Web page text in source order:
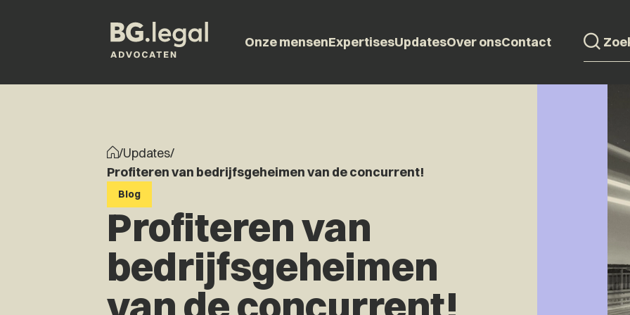
Onze mensenExpertisesUpdatesOver onsContact
/Updates/
Profiteren van bedrijfsgeheimen van de concurrent!
Blog
Profiteren van
bedrijfsgeheimen